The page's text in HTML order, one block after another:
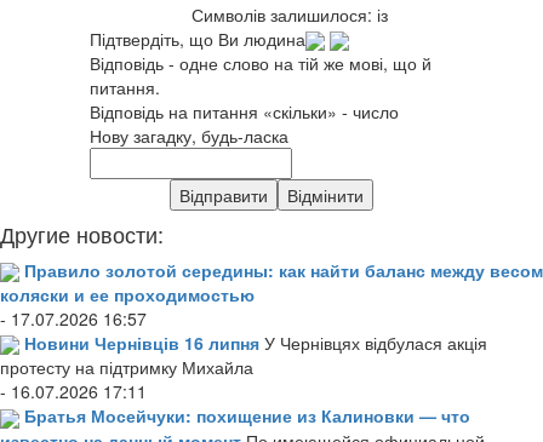
Символів залишилося: із
Підтвердіть, що Ви людина
Відповідь - одне слово на тій же мові, що й
питання.
Відповідь на питання «скільки» - число
Нову загадку, будь-ласка
Другие новости:
Правило золотой середины: как найти баланс между весом
коляски и ее проходимостью
- 17.07.2026 16:57
Новини Чернівців 16 липня У Чернівцях відбулася акція
протесту на підтримку Михайла
- 16.07.2026 17:11
Братья Мосейчуки: похищение из Калиновки — что